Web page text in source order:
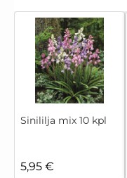
Sinililja mix 10 kpl
5,95 €